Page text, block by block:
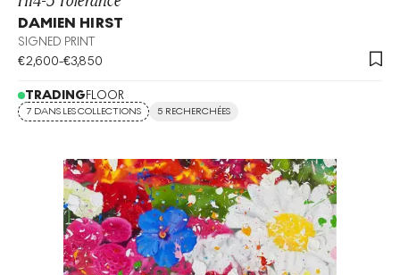
DAMIEN HIRST
SIGNED PRINT
€2,600-€3,850
TRADINGFLOOR
7 DANS LES COLLECTIONS 5 RECHERCHÉES